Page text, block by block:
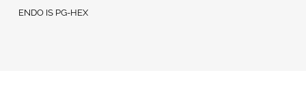
ENDO IS PG-HEX